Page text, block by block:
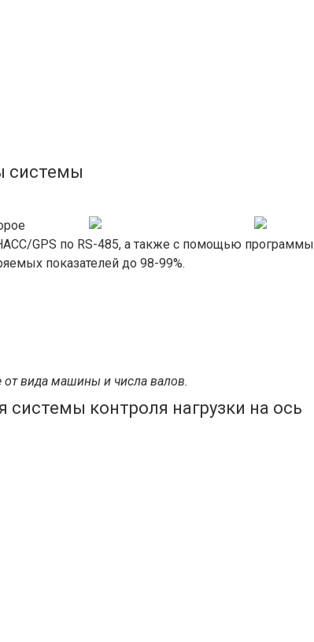
системы
GPS по RS-485, а также с помощью программы
показателей до 98-99%.
вида машины и числа валов.
контроля нагрузки на ось